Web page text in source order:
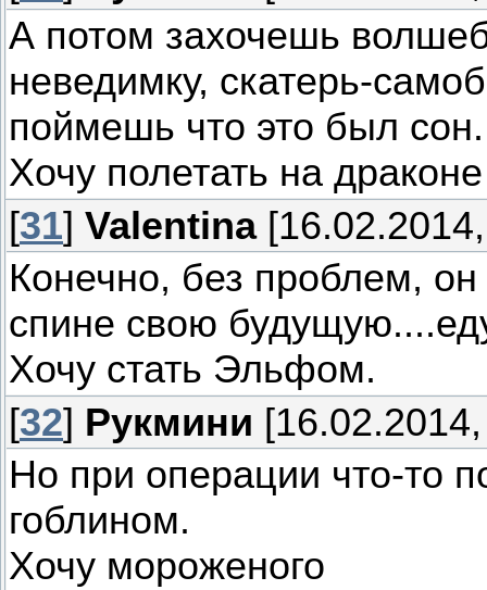
А потом захочешь
неведимку, скатерь-
поймешь что это был сон.
Хочу полетать на драконе
[31] Valentina
Конечно, без проблем, он
спине свою
Хочу стать Эльфом.
[32] Рукмини
Но при операции что-то
гоблином.
Хочу мороженого